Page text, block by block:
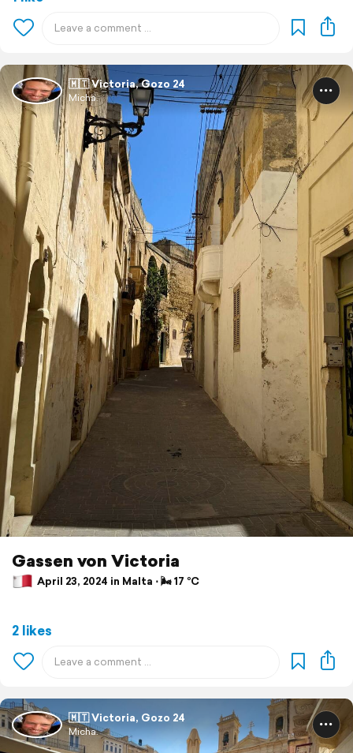
🇲🇹 Victoria, Gozo 24
Micha.
Gassen von Victoria
April 23, 2024 in Malta ⋅ 🌬 17 °C
2 likes
🇲🇹 Victoria, Gozo 24
Micha.